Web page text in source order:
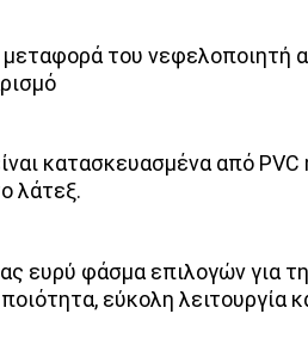
μεταφορά του
κατασκευασμένα από
λάτεξ.
ευρύ φάσμα επιλογών για
εύκολη